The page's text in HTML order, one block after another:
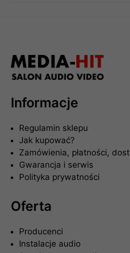
Informacje
Regulamin sklepu
Jak kupować?
Zamówienia, płatności,
Gwarancja i serwis
Polityka prywatności
Oferta
Producenci
Instalacje audio